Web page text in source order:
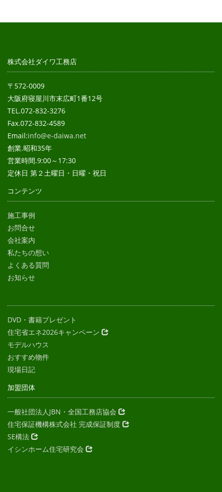
株式会社ダイワ工務店
〒572-0009
大阪府寝屋川市末広町1番12号
TEL.072-832-3276
Fax.072-832-4589
Email:info@e-daiwa.net
創業.昭和35年
営業時間.9:00～17:30
定休日 第２土曜日・日曜・祝日
コンテンツ
施工事例
お問合せ
会社案内
私たちの想い
よくある質問
お知らせ
DVD・書籍プレゼント
住宅省エネ2026キャンペーン
モデルハウス
おすすめ物件
現場日記
加盟団体
一般社団法人JBN・全国工務店協会
住宅保証機構株式会社 完成保証制度
SE構法
イシンホーム住宅研究会